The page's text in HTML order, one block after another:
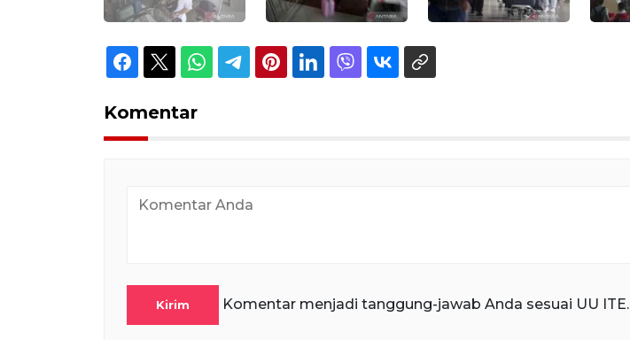
Komentar
Kirim Komentar menjadi tanggung-jawab Anda sesuai UU ITE.